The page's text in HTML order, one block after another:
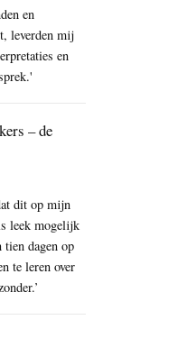
en
leverden mij
en
– de
dit op mijn
leek mogelijk
tien dagen op
te leren over